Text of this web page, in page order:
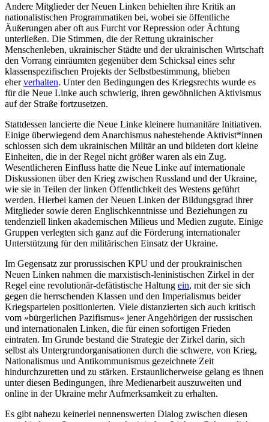
Andere Mitglieder der Neuen Linken behielten ihre Kritik an
nationalistischen Programmatiken bei, wobei sie öffentliche
Äußerungen aber oft aus Furcht vor Repression oder Ächtung
unterließen. Die Stimmen, die der Rettung ukrainischer
Menschenleben, ukrainischer Städte und der ukrainischen Wirtschaft
den Vorrang einräumten gegenüber dem Schicksal eines sehr
klassenspezifischen Projekts der Selbstbestimmung, blieben
eherverhalten. Unter den Bedingungen des Kriegsrechts wurde es
für die Neue Linke auch schwierig, ihren gewöhnlichen Aktivismus
auf der Straße fortzusetzen.
Stattdessen lancierte die Neue Linke kleinere humanitäre Initiativen.
Einige überwiegend dem Anarchismus nahestehende Aktivist*innen
schlossen sich dem ukrainischen Militär an und bildeten dort kleine
Einheiten, die in der Regel nicht größer waren als ein Zug.
Wesentlicheren Einfluss hatte die Neue Linke auf internationale
Diskussionen über den Krieg zwischen Russland und der Ukraine,
wie sie in Teilen der linken Öffentlichkeit des Westens geführt
werden. Hierbei kamen der Neuen Linken der Bildungsgrad ihrer
Mitglieder sowie deren Englischkenntnisse und Beziehungen zu
tendenziell linken akademischen Milieus und Medien zugute. Einige
Gruppen verlegten sich ganz auf die Förderung internationaler
Unterstützung für den militärischen Einsatz der Ukraine.
Im Gegensatz zur prorussischen KPU und der proukrainischen
Neuen Linken nahmen die marxistisch-leninistischen Zirkel in der
Regel eine revolutionär-defätistische Haltung ein, mit der sie sich
gegen die herrschenden Klassen und den Imperialismus beider
Kriegsparteien positionierten. Viele distanzierten sich auch kritisch
vom »bürgerlichen Pazifismus« jener Angehörigen der russischen
und internationalen Linken, die für einen sofortigen Frieden
eintraten. Im Grunde bestand die Strategie der Zirkel darin, sich
selbst als Untergrundorganisationen durch die schwere, von Krieg,
Nationalismus und Antikommunismus gezeichnete Zeit
hindurchzuretten und zu stärken. Erstaunlicherweise gelang es ihnen
unter diesen Bedingungen, ihre Medienarbeit auszuweiten und
online in der Ukraine mehr Aufmerksamkeit zu erhalten.
Es gibt nahezu keinerlei nennenswerten Dialog zwischen diesen